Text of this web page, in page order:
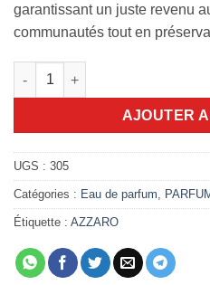
garantissant un juste revenu
communautés tout en
quantité de Azzaro Wanted by
AJOUTER
UGS : 305
Catégories : Eau de parfum,
Étiquette : AZZARO